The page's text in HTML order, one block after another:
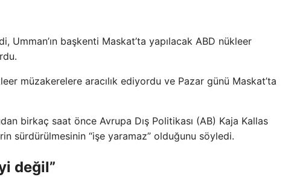
Umman’ın başkenti Maskat’ta yapılacak ABD nükleer
müzakerelere aracılık ediyordu ve Pazar günü Maskat’ta
birkaç saat önce Avrupa Dış Politikası (AB) Kaja Kallas
sürdürülmesinin “işe yaramaz” olduğunu söyledi.
değil”